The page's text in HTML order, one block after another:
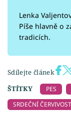
Lenka
Píše hlavně o
tradicích.
Sdílejte článek
ŠTÍTKY
PES
SRDEČNÍ ČERVIVOST